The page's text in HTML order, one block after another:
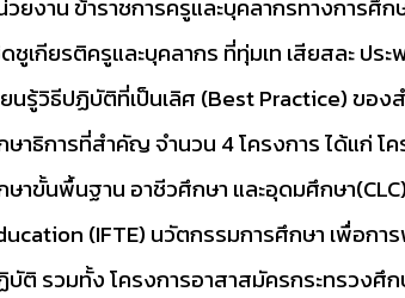
วยงาน ข้าราชการครูและบุคลากรทางการศึ
ดชูเกียรติครูและบุคลากร ที่ทุ่มเท เสียสละ ป
ยนรู้วิธีปฏิบัติที่เป็นเลิศ (Best Practice) ขอ
ษาธิการที่สำคัญ จำนวน 4 โครงการ ได้แก่ โ
ษาขั้นพื้นฐาน อาชีวศึกษา และอุดมศึกษา
(IFTE) นวัตกรรมการศึกษา เพื่อก
บัติ รวมทั้ง โครงการอาสาสมัครกระทรวงศึ